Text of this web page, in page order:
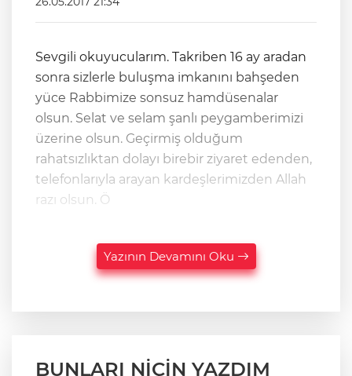
Sevgili okuyucularım. Takriben 16 ay aradan
sonra sizlerle buluşma imkanını bahşeden
yüce Rabbimize sonsuz hamdüsenalar
olsun. Selat ve selam şanlı peygamberimizi
üzerine olsun. Geçirmiş olduğum
rahatsızlıktan dolayı birebir ziyaret edenden,
telefonlarıyla arayan kardeşlerimizden Allah
razı olsun. Ö
Yazının Devamını Oku
BUNLARI NİÇİN YAZDIM